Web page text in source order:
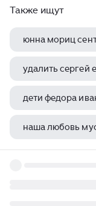
Также ищут
юнна мориц
удалить сергей
дети федора
наша любовь